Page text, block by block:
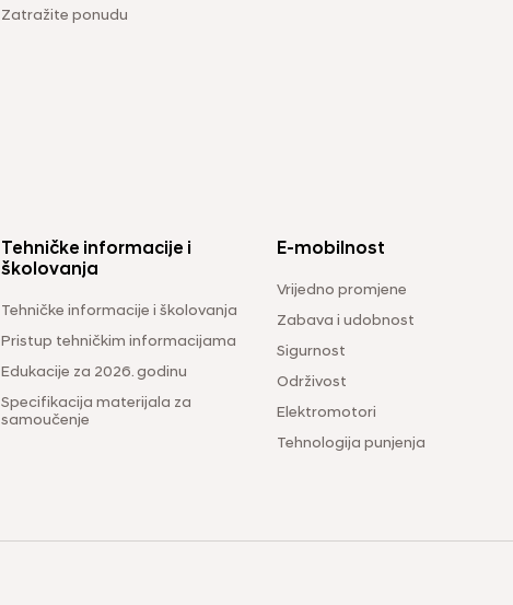
Zatražite ponudu
Tehničke informacije i
školovanja
Tehničke informacije i školovanja
Pristup tehničkim informacijama
Edukacije za 2026. godinu
Specifikacija materijala za
samoučenje
E-mobilnost
Vrijedno promjene
Zabava i udobnost
Sigurnost
Održivost
Elektromotori
Tehnologija punjenja